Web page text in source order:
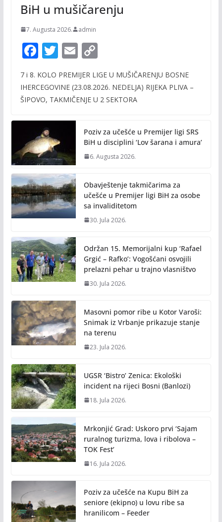
BiH u mušičarenju
7. Augusta 2026. admin
F
e
b
o
k
T
itt
er
E
ai
l
C
p
y
n
k
7 i 8. KOLO PREMIJER LIGE U MUŠIČARENJU BOSNE
IHERCEGOVINE (23.08.2026. NEDELJA) RIJEKA PLIVA –
ŠIPOVO, TAKMIČENJE U 2 SEKTORA
Poziv za učešće u Premijer ligi SRS
BiH u disciplini ‘Lov šarana i amura’
6. Augusta 2026.
Obavještenje takmičarima za
učešće u Premijer ligi BiH za osobe
sa invaliditetom
30. Jula 2026.
Održan 15. Memorijalni kup ‘Rafael
Grgić – Rafko’: Vogošćani osvojili
prelazni pehar u trajno vlasništvo
30. Jula 2026.
Masovni pomor ribe u Kotor Varoši:
Snimak iz Vrbanje prikazuje stanje
na terenu
23. Jula 2026.
UGSR ‘Bistro’ Zenica: Ekološki
incident na rijeci Bosni (Banlozi)
18. Jula 2026.
Mrkonjić Grad: Uskoro prvi ‘Sajam
ruralnog turizma, lova i ribolova –
TOK Fest’
16. Jula 2026.
Poziv za učešće na Kupu BiH za
seniore (ekipno) u lovu ribe sa
hranilicom – Feeder